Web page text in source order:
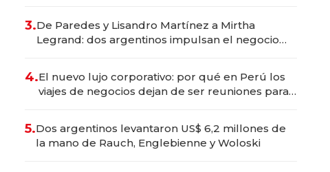
3.De Paredes y Lisandro Martínez a Mirtha
Legrand: dos argentinos impulsan el negocio
4.El nuevo lujo corporativo: por qué en Perú los
viajes de negocios dejan de ser reuniones para
5.Dos argentinos levantaron US$ 6,2 millones de
la mano de Rauch, Englebienne y Woloski